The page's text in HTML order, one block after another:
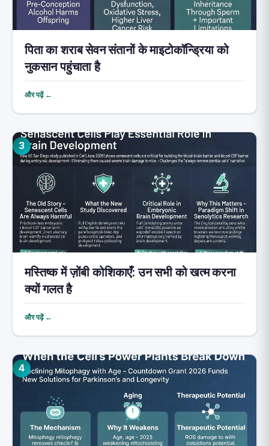
पिता का शराब सेवन संतानों के माइटोकॉन्ड्रिया को
नुकसान पहुंचाता है
और पढ़ें ←
3
मस्तिष्क में ज़ोंबी कोशिकाएँ: उन सभी को खत्म करना
क्यों गलत है
और पढ़ें ←
4